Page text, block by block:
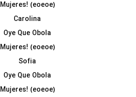
Mujeres! (eoeoe)
Carolina
Oye Que Obola
Mujeres! (eoeoe)
Sofia
Oye Que Obola
Mujeres! (eoeoe)